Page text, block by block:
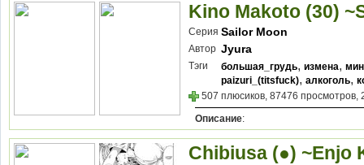
Kino Makoto (30)
Серия Sailor Moon
Автор Jyura
Тэги большая_грудь, измена,
paizuri_(titsfuck), алкоголь,
507 плюсиков, 87476 просмотров,
Описание:
Chibiusa (●) ~Enjo